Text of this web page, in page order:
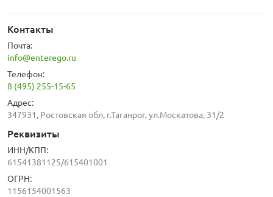
Контакты
Почта:
info@enterego.ru
Телефон:
8 (495) 255-15-65
Адрес:
347931, Ростовская обл, г.Таганрог, ул.Москатова, 31/2
Реквизиты
ИНН/КПП:
61541381125/615401001
ОГРН:
1156154001563